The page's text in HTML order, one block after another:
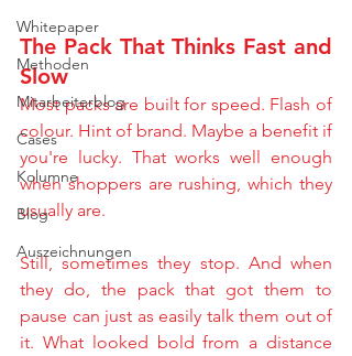
Whitepaper
Methoden
Mitarbeiterblog
Cases
Kolumne
Blog
Auszeichnungen
The Pack That Thinks Fast and
Slow
Most packs are built for speed. Flash of
colour. Hint of brand. Maybe a benefit if
you're lucky. That works well enough
when shoppers are rushing, which they
usually are.
Still, sometimes they stop. And when
they do, the pack that got them to
pause can just as easily talk them out of
it. What looked bold from a distance